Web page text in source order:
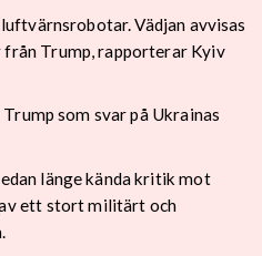
Vädjan avvisas
Trump, rapporterar Kyiv
som svar på Ukrainas
länge kända kritik mot
ett stort militärt och